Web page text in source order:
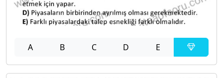
A B C D E